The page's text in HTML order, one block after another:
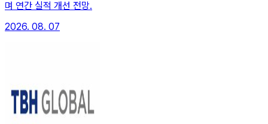
며 연간 실적 개선 전망.
2026. 08. 07